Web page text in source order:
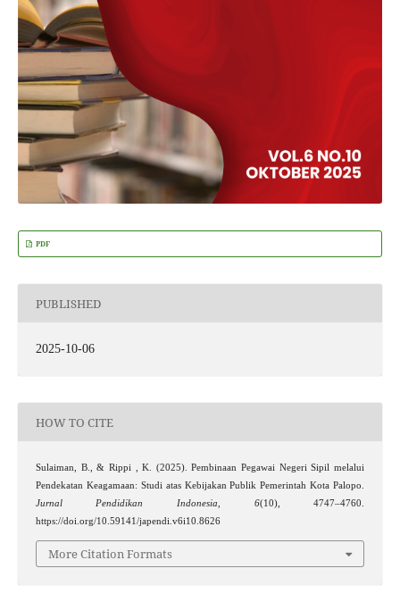
PDF
PUBLISHED
2025-10-06
HOW TO CITE
Sulaiman, B., & Rippi , K. (2025). Pembinaan Pegawai Negeri Sipil melalui
Pendekatan Keagamaan: Studi atas Kebijakan Publik Pemerintah Kota Palopo.
Jurnal Pendidikan Indonesia
6(10), 4747–4760.
https://doi.org/10.59141/japendi.v6i10.8626
More Citation Formats